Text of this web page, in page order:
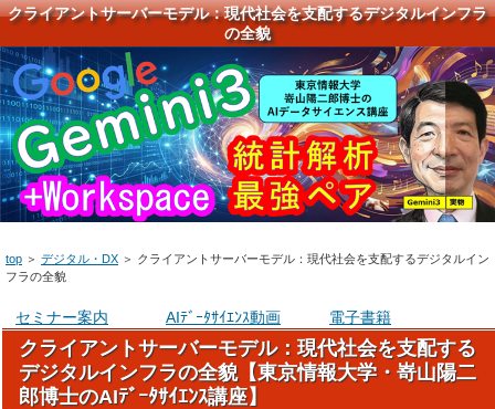
クライアントサーバーモデル：現代社会を支配するデジタルインフラ
の全貌
top ＞ デジタル・DX ＞ クライアントサーバーモデル：現代社会を支配するデジタルイン
フラの全貌
セミナー案内 AIﾃﾞｰﾀｻｲｴﾝｽ動画 電子書籍
クライアントサーバーモデル：現代社会を支配する
デジタルインフラの全貌【東京情報大学・嵜山陽二
郎博士のAIﾃﾞｰﾀｻｲｴﾝｽ講座】